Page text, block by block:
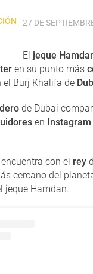
27 DE
El jeque
en su punto más
el Burj Khalifa de
de Dubai
en Instagram
con el rey
cercano del
jeque Hamdan.